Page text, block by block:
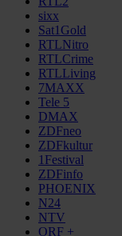
sixx
Sat1Gold
RTLNitro
RTLCrime
RTLLiving
7MAXX
Tele 5
DMAX
ZDFneo
ZDFkultur
1Festival
ZDFinfo
PHOENIX
N24
NTV
ORF +